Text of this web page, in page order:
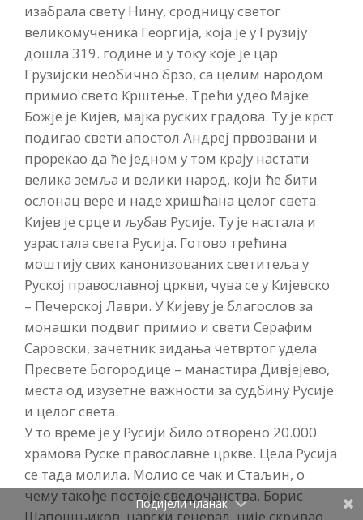
изабрала свету Нину, сродницу светог
великомученика Георгија, која је у Грузију
дошла 319. године и у току које је цар
Грузијски необично брзо, са целим народом
примио свето Крштење. Трећи удео Мајке
Божје је Кијев, мајка руских градова. Ту је крст
подигао свети апостол Андреј првозвани и
прорекао да ће једном у том крају настати
велика земља и велики народ, који ће бити
ослонац вере и наде хришћана целог света.
Кијев је срце и љубав Русије. Ту је настала и
узрастала света Русија. Готово трећина
моштију свих канонизованих светитеља у
Руској православној цркви, чува се у Кијевско
– Печерској Лаври. У Кијеву је благослов за
монашки подвиг примио и свети Серафим
Саровски, зачетник зидања четвртог удела
Пресвете Богородице – манастира Дивјејево,
места од изузетне важности за судбину Русије
и целог света.
У то време је у Русији било отворено 20.000
храмова Руске православне цркве. Цела Русија
се тада молила. Молио се чак и Стаљин, о
чему такође постоје сведочанства. Борис
Шапошњиков, царски генерал, није скривао
Подијели чланак